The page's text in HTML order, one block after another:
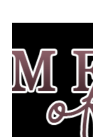
colori del blu, Amy
rapporto con gli ya.
molto. Mi è piaciuta la
rapporto con il
Alla fine mi stavo pure
Tahereh Mafi ★ ★ ★